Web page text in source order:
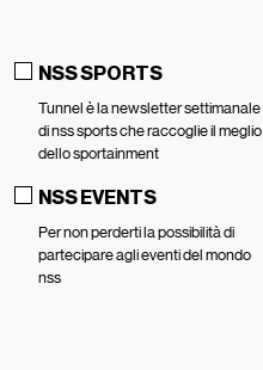
NSS SPORTS
Tunnel è la newsletter settimanale
di nss sports che raccoglie il meglio
dello sportainment
NSS EVENTS
Per non perderti la possibilità di
partecipare agli eventi del mondo
nss